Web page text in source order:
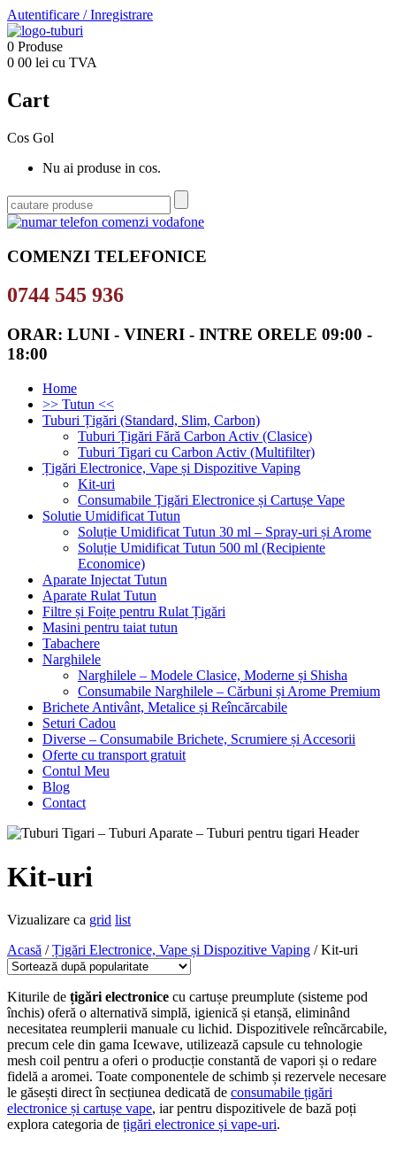
Autentificare /Inregistrare
0 Produse
0 00 lei cu TVA
Cart
Cos Gol
Nu ai produse in cos.
COMENZI TELEFONICE
0744 545 936
ORAR: LUNI - VINERI - INTRE ORELE 09:00 -
18:00
Home
>> Tutun <<
Tuburi Țigări (Standard, Slim, Carbon)
Tuburi Țigări Fără Carbon Activ (Clasice)
Tuburi Tigari cu Carbon Activ (Multifilter)
Țigări Electronice, Vape și Dispozitive Vaping
Kit-uri
Consumabile Țigări Electronice și Cartușe Vape
Solutie Umidificat Tutun
Soluție Umidificat Tutun 30 ml – Spray-uri și Arome
Soluție Umidificat Tutun 500 ml (Recipiente
Economice)
Aparate Injectat Tutun
Aparate Rulat Tutun
Filtre și Foițe pentru Rulat Țigări
Masini pentru taiat tutun
Tabachere
Narghilele
Narghilele – Modele Clasice, Moderne și Shisha
Consumabile Narghilele – Cărbuni și Arome Premium
Brichete Antivânt, Metalice și Reîncărcabile
Seturi Cadou
Diverse – Consumabile Brichete, Scrumiere și Accesorii
Oferte cu transport gratuit
Contul Meu
Blog
Contact
Kit-uri
Vizualizare ca grid list
Acasă /Țigări Electronice, Vape și Dispozitive Vaping / Kit-uri
Kiturile de țigări electronice cu cartușe preumplute (sisteme pod
închis) oferă o alternativă simplă, igienică și etanșă, eliminând
necesitatea reumplerii manuale cu lichid. Dispozitivele reîncărcabile,
precum cele din gama Icewave, utilizează capsule cu tehnologie
mesh coil pentru a oferi o producție constantă de vapori și o redare
fidelă a aromei. Toate componentele de schimb și rezervele necesare
le găsești direct în secțiunea dedicată de consumabile țigări
electronice și cartușe vape, iar pentru dispozitivele de bază poți
explora categoria de țigări electronice și vape-uri.